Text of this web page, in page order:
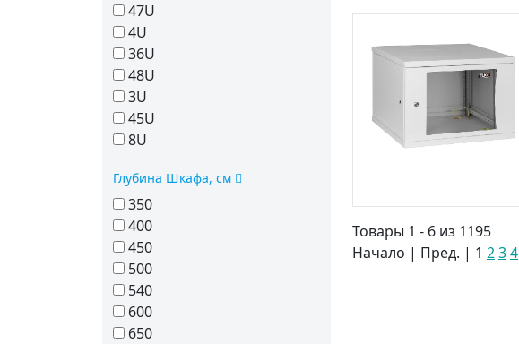
47U
4U
36U
48U
3U
45U
8U
Глубина Шкафа, см
350
400
450
500
540
600
650
Товары 1 - 6 из 1195
Начало | Пред. | 1 234